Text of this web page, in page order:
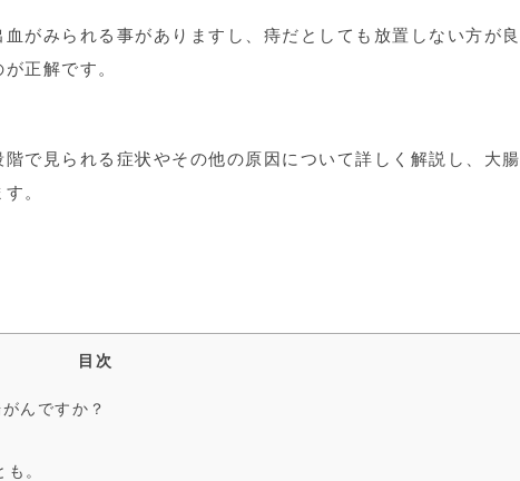
がみられる事がありますし、痔だとしても放置しない方が良
正解です。
で見られる症状やその他の原因について詳しく解説し、大腸
。
目次
んですか？
。